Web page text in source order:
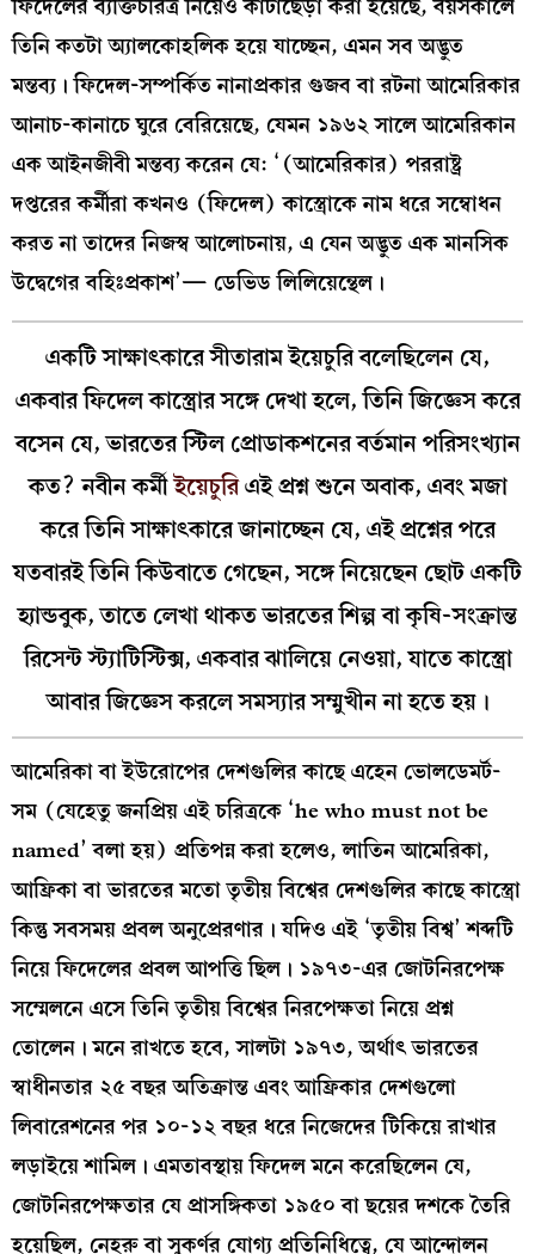
তিনি কতটা অ্যালকোহলিক হয়ে যাচ্ছেন, এমন সব অদ্ভুত
মন্তব্য। ফিদেল-সম্পর্কিত নানাপ্রকার গুজব বা রটনা আমেরিকার
আনাচ-কানাচে ঘুরে বেরিয়েছে, যেমন ১৯৬২ সালে আমেরিকান
এক আইনজীবী মন্তব্য করেন যে: ‘(আমেরিকার) পররাষ্ট্র
দপ্তরের কর্মীরা কখনও (ফিদেল) কাস্ত্রোকে নাম ধরে সম্বোধন
করত না তাদের নিজস্ব আলোচনায়, এ যেন অদ্ভুত এক মানসিক
উদ্বেগের বহিঃপ্রকাশ’— ডেভিড লিলিয়েন্থেল।
একটি সাক্ষাৎকারে সীতারাম ইয়েচুরি বলেছিলেন যে,
একবার ফিদেল কাস্ত্রোর সঙ্গে দেখা হলে, তিনি জিজ্ঞেস করে
বসেন যে, ভারতের স্টিল প্রোডাকশনের বর্তমান পরিসংখ্যান
কত? নবীন কর্মীইয়েচুরিএই প্রশ্ন শুনে অবাক, এবং মজা
করে তিনি সাক্ষাৎকারে জানাচ্ছেন যে, এই প্রশ্নের পরে
যতবারই তিনি কিউবাতে গেছেন, সঙ্গে নিয়েছেন ছোট একটি
হ্যান্ডবুক, তাতে লেখা থাকত ভারতের শিল্প বা কৃষি-সংক্রান্ত
রিসেন্ট স্ট্যাটিস্টিক্স, একবার ঝালিয়ে নেওয়া, যাতে কাস্ত্রো
আবার জিজ্ঞেস করলে সমস্যার সম্মুখীন না হতে হয়।
আমেরিকা বা ইউরোপের দেশগুলির কাছে এহেন ভোলডেমর্ট-
সম (যেহেতু জনপ্রিয় এই চরিত্রকে ‘he who must not be
named’ বলা হয়) প্রতিপন্ন করা হলেও, লাতিন আমেরিকা,
আফ্রিকা বা ভারতের মতো তৃতীয় বিশ্বের দেশগুলির কাছে কাস্ত্রো
কিন্তু সবসময় প্রবল অনুপ্রেরণার। যদিও এই ‘তৃতীয় বিশ্ব’ শব্দটি
নিয়ে ফিদেলের প্রবল আপত্তি ছিল। ১৯৭৩-এর জোটনিরপেক্ষ
সম্মেলনে এসে তিনি তৃতীয় বিশ্বের নিরপেক্ষতা নিয়ে প্রশ্ন
তোলেন। মনে রাখতে হবে, সালটা ১৯৭৩, অর্থাৎ ভারতের
স্বাধীনতার ২৫ বছর অতিক্রান্ত এবং আফ্রিকার দেশগুলো
লিবারেশনের পর ১০-১২ বছর ধরে নিজেদের টিকিয়ে রাখার
লড়াইয়ে শামিল। এমতাবস্থায় ফিদেল মনে করেছিলেন যে,
জোটনিরপেক্ষতার যে প্রাসঙ্গিকতা ১৯৫০ বা ছয়ের দশকে তৈরি
হয়েছিল, নেহরু বা সুকর্ণর যোগ্য প্রতিনিধিত্বে, যে আন্দোলন